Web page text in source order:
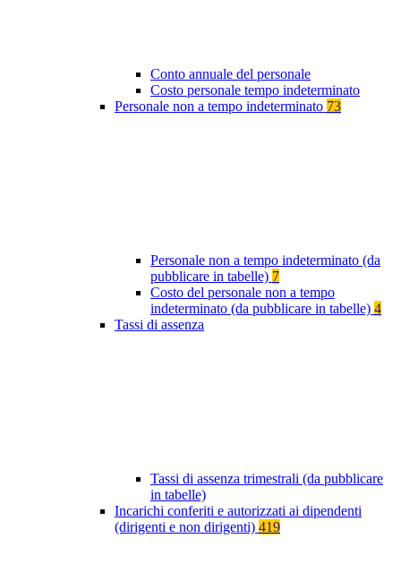
Conto annuale del personale
Costo personale tempo indeterminato
Personale non a tempo indeterminato 73
Personale non a tempo indeterminato (da
pubblicare in tabelle) 7
Costo del personale non a tempo
indeterminato (da pubblicare in tabelle) 4
Tassi di assenza
Tassi di assenza trimestrali (da pubblicare
in tabelle)
Incarichi conferiti e autorizzati ai dipendenti
(dirigenti e non dirigenti) 419